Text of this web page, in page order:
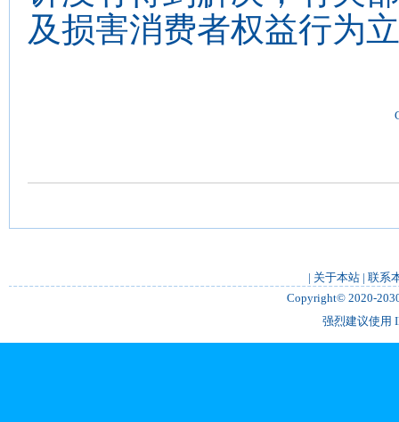
及损害消费者权益行为
| 关于本站 | 联系
Copyright© 2020-
强烈建议使用